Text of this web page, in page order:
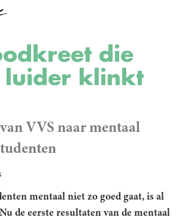
luider klinkt
VVS naar mentaal
mentaal niet zo goed gaat, is al
de eerste resultaten van de mentaal